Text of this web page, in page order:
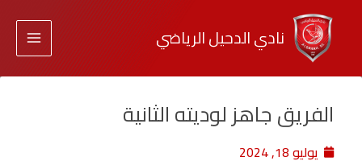
نادي الدحيل الرياضي
الفريق جاهز لوديته الثانية
يوليو 18, 2024